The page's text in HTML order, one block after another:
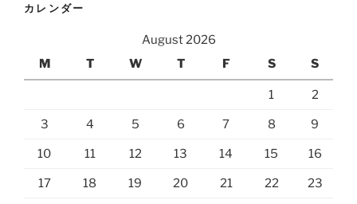
カレンダー
August 2026
M
T W T F S S
1 2
3 4 5 6 7 8 9
10 11 12 13 14 15 16
17 18 19 20 21 22 23